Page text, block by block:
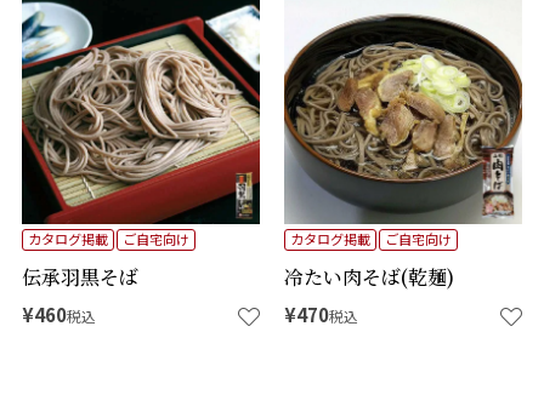
伝承羽黒そば
カタログ掲載 ご自宅向け
¥460税込
冷たい肉そば(乾麺)
カタログ掲載 ご自宅向け
¥470税込